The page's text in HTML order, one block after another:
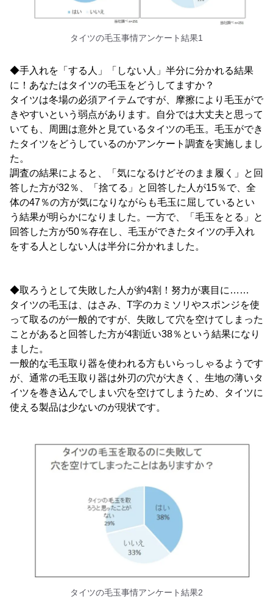
タイツの毛玉事情アンケート結果1
◆手入れを「する人」「しない人」半分に分かれる結果
に！あなたはタイツの毛玉をどうしてますか？
タイツは冬場の必須アイテムですが、摩擦により毛玉がで
きやすいという弱点があります。自分では大丈夫と思って
いても、周囲は意外と見ているタイツの毛玉。毛玉ができ
たタイツをどうしているのかアンケート調査を実施しまし
た。
調査の結果によると、「気になるけどそのまま履く」と回
答した方が32％、「捨てる」と回答した人が15％で、全
体の47％の方が気になりながらも毛玉に屈しているとい
う結果が明らかになりました。一方で、「毛玉をとる」と
回答した方が50％存在し、毛玉ができたタイツの手入れ
をする人としない人は半分に分かれました。
◆取ろうとして失敗した人が約4割！努力が裏目に……
タイツの毛玉は、はさみ、T字のカミソリやスポンジを使
って取るのが一般的ですが、失敗して穴を空けてしまった
ことがあると回答した方が4割近い38％という結果になり
ました。
一般的な毛玉取り器を使われる方もいらっしゃるようです
が、通常の毛玉取り器は外刃の穴が大きく、生地の薄いタ
イツを巻き込んでしまい穴を空けてしまうため、タイツに
使える製品は少ないのが現状です。
タイツの毛玉事情アンケート結果2